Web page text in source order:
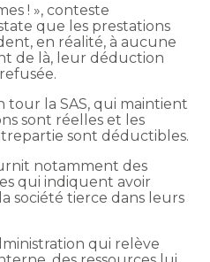
! », conteste
que les prestations
en réalité, à aucune
de là, leur déduction
tour la SAS, qui maintient
sont réelles et les
sont déductibles.
notamment des
qui indiquent avoir
société tierce dans leurs
qui relève